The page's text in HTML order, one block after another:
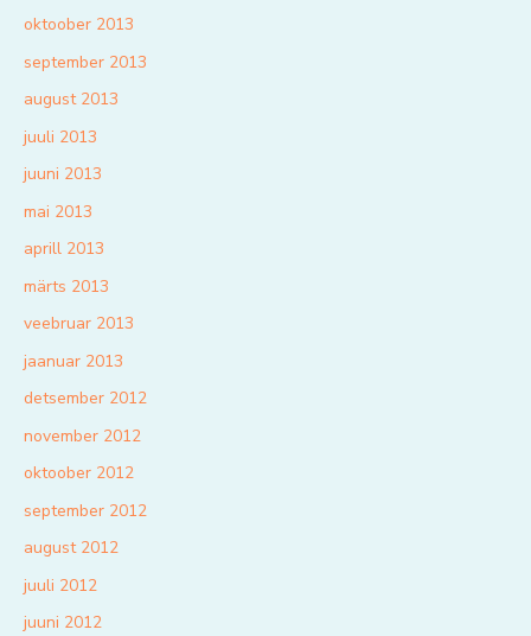
oktoober 2013
september 2013
august 2013
juuli 2013
juuni 2013
mai 2013
aprill 2013
märts 2013
veebruar 2013
jaanuar 2013
detsember 2012
november 2012
oktoober 2012
september 2012
august 2012
juuli 2012
juuni 2012